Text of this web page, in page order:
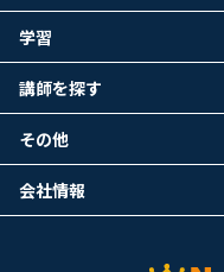
学習
講師を探す
その他
会社情報